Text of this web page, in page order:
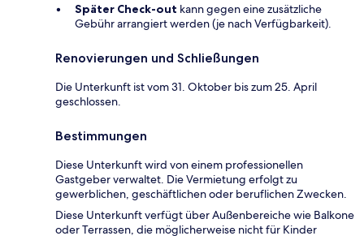
Später Check-out kann gegen eine zusätzliche
Gebühr arrangiert werden (je nach Verfügbarkeit).
Renovierungen und Schließungen
Die Unterkunft ist vom 31. Oktober bis zum 25. April
geschlossen.
Bestimmungen
Diese Unterkunft wird von einem professionellen
Gastgeber verwaltet. Die Vermietung erfolgt zu
gewerblichen, geschäftlichen oder beruflichen Zwecken.
Diese Unterkunft verfügt über Außenbereiche wie Balkone
oder Terrassen, die möglicherweise nicht für Kinder